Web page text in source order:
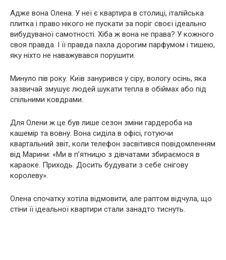
Адже вона Олена. У неї є квартира в столиці, італійська
плитка і право нікого не пускати за поріг своєї ідеально
вибудуваної самотності. Хіба ж вона не права? У кожного
своя правда. І її правда пахла дорогим парфумом і тишею,
яку ніхто не наважувався порушити.
Минуло пів року. Київ занурився у сіру, вологу осінь, яка
зазвичай змушує людей шукати тепла в обіймах або під
спільними ковдрами.
Для Олени ж це був лише сезон зміни гардероба на
кашемір та вовну. Вона сиділа в офісі, готуючи
квартальний звіт, коли телефон засвітився повідомленням
від Марини: «Ми в п’ятницю з дівчатами збираємося в
караоке. Приходь. Досить будувати з себе снігову
королеву».
Олена спочатку хотіла відмовити, але раптом відчула, що
стіни її ідеальної квартири стали занадто тиснуть.